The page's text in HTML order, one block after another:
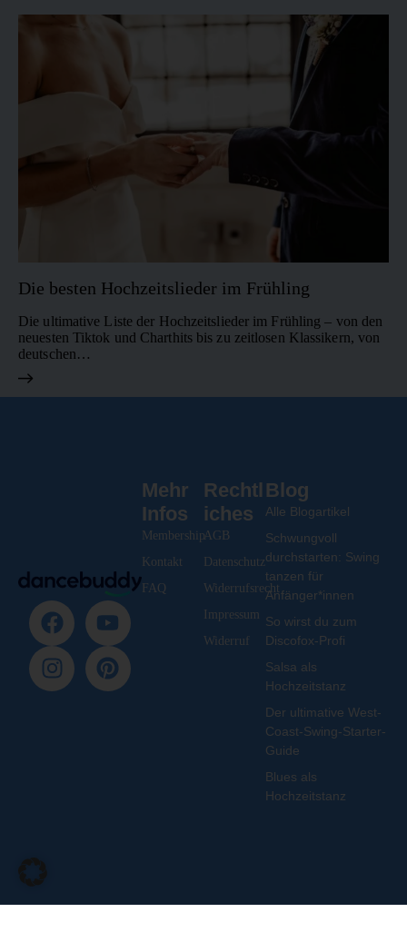
Die besten Hochzeitslieder im Frühling
Die ultimative Liste der Hochzeitslieder im Frühling – von den
neuesten Tiktok und Charthits bis zu zeitlosen Klassikern, von
deutschen…
Rechtl
iches
AGB
Datenschutz
Widerrufsrecht
Impressum
Widerruf
Mehr
Infos
Membership
Kontakt
FAQ
Blog
Alle Blogartikel
Schwungvoll
durchstarten: Swing
tanzen für
Anfänger*innen
So wirst du zum
Discofox-Profi
Salsa als
Hochzeitstanz
Der ultimative West-
Coast-Swing-Starter-
Guide
Blues als
Hochzeitstanz